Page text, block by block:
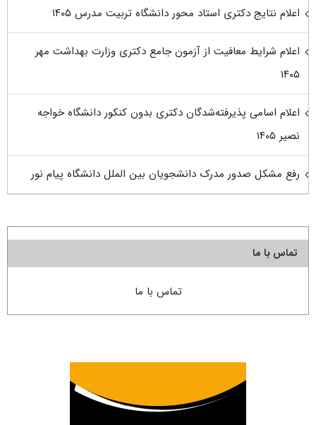
اعلام نتایج دکتری استاد محور دانشگاه تربیت مدرس ۱۴۰۵
اعلام شرایط معافیت از آزمون جامع دکتری وزارت بهداشت مهر
۱۴۰۵
اعلام اسامی پذیرفته‌شدگان دکتری بدون کنکور دانشگاه خواجه
نصیر ۱۴۰۵
رفع مشکل صدور مدرک دانشجویان بین الملل دانشگاه پیام نور
تماس با ما
تماس با ما